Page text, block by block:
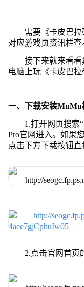
需要《卡皮巴
对应游戏页资讯栏查
接下来就来看看
电脑上玩《卡皮巴拉
一、下载安装MuMu
1.打开网页搜索
Pro官网进入。如果
点击下方下载按钮
2.点击官网首页